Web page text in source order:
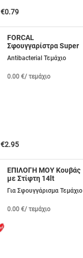
€0.79
FORCAL
Σφουγγαρίστρα Super
Γίγας
Antibacterial Τεμάχιο
0.00 €/ τεμάχιο
€2.95
ΕΠΙΛΟΓΗ ΜΟΥ Κουβάς
με Στίφτη 14lt
Για Σφουγγάρισμα Τεμάχιο
0.00 €/ τεμάχιο